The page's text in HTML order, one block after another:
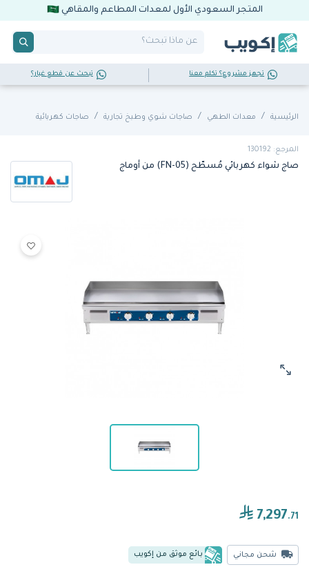
المتجر السعودي الأول لمعدات المطاعم والمقاهي
تجهز مشروع؟ تكلم معنا تبحث عن قطع غيار؟
الرئيسية معدات الطهي صاجات شوي وطبخ تجارية صاجات كهربائية
المرجع: 130192
صاج شواء كهربائي مُسطّح (FN-05) من أوماج
7,297.71
شحن مجاني بائع موثق من إكويب